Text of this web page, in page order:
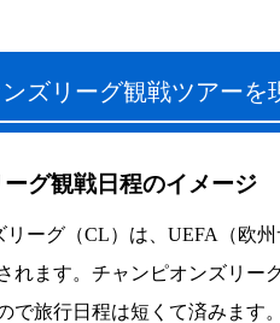
ズリーグ観戦ツアーを
グ観戦日程のイメージ
リーグ（CL）は、UEFA（欧
れます。チャンピオンズリー
で旅行日程は短くて済みます。